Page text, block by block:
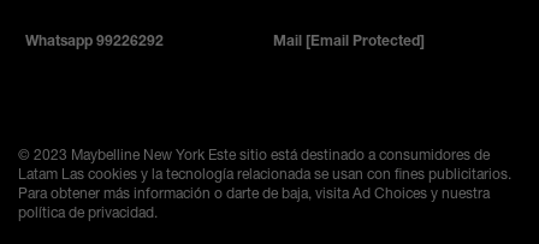
Whatsapp 99226292 Mail [email Protected]
© 2023 Maybelline New York Este sitio está destinado a consumidores de
Latam Las cookies y la tecnología relacionada se usan con fines publicitarios.
Para obtener más información o darte de baja, visita Ad Choices y nuestra
política de privacidad.